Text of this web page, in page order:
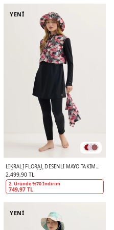
YENİ
LIKRALI FLORAL DESENLI MAYO TAKIM
MÜRDÜM ERIĞI
2.499,90 TL
2. Üründe %70 İndirim
749,97 TL
YENİ